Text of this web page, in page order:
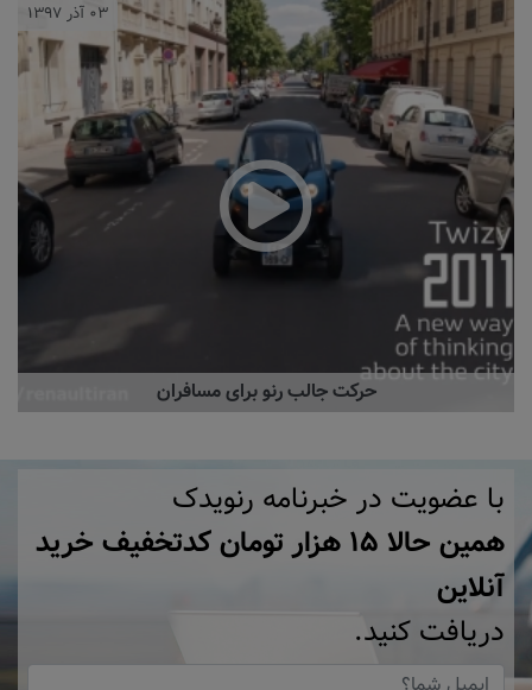
۰۳ آذر ۱۳۹۷
حرکت جالب رنو برای مسافران
با عضویت در خبرنامه رنویدک
همین حالا ۱۵ هزار تومان کد‌تخفیف خرید
آنلاین
دریافت کنید.